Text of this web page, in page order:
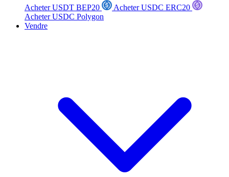
Acheter USDT BEP20
Acheter USDC ERC20
Acheter USDC Polygon
Vendre